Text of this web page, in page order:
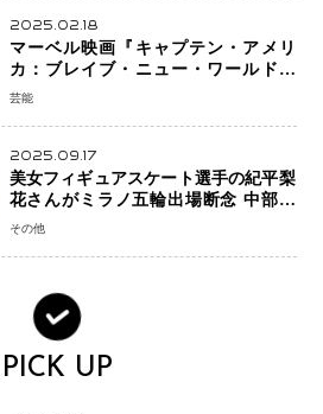
2025.02.18
マーベル映画『キャプテン・アメリ
カ：ブレイブ・ニュー・ワールド』
新ブラック・ウィドウ役のシラ・ハー
芸能
2025.09.17
美女フィギュアスケート選手の紀平梨
花さんがミラノ五輪出場断念 中部選
手権欠場を発表「安全最優先の判断」
その他
PICK UP